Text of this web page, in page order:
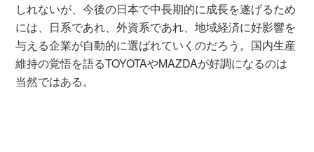
しれないが、今後の日本で中長期的に成長を遂げるため
には、日系であれ、外資系であれ、地域経済に好影響を
与える企業が自動的に選ばれていくのだろう。国内生産
維持の覚悟を語るTOYOTAやMAZDAが好調になるのは
当然ではある。